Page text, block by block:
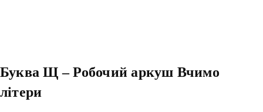
Буква Щ – Робочий аркуш Вчимо
літери